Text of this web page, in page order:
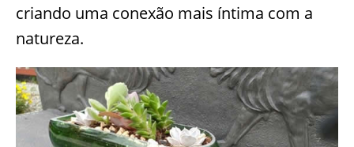
criando uma conexão mais íntima com a
natureza.